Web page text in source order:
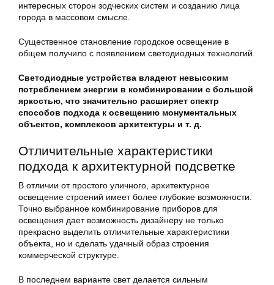
интересных сторон зодческих систем и созданию лица
города в массовом смысле.
Существенное становление городское освещение в
общем получило с появлением светодиодных технологий.
Светодиодные устройства владеют невысоким
потреблением энергии в комбинировании с большой
яркостью, что значительно расширяет спектр
способов подхода к освещению монументальных
объектов, комплексов архитектуры и т. д.
Отличительные характеристики
подхода к архитектурной подсветке
В отличии от простого уличного, архитектурное
освещение строений имеет более глубокие возможности.
Точно выбранное комбинирование приборов для
освещения дает возможность дизайнеру не только
прекрасно выделить отличительные характеристики
объекта, но и сделать удачный образ строения
коммерческой структуре.
В последнем варианте свет делается сильным